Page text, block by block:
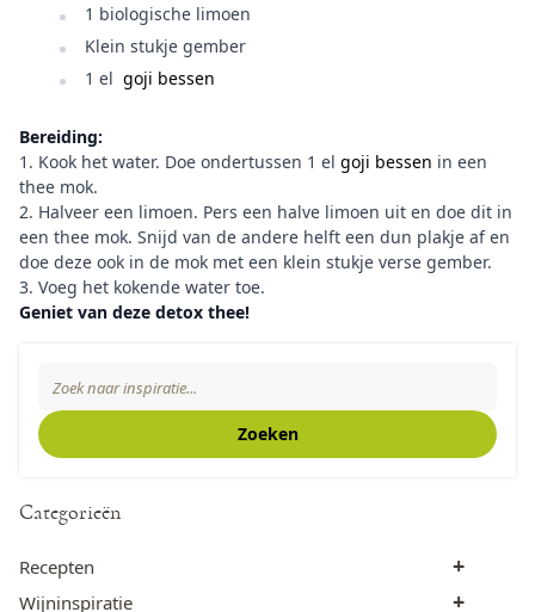
Zoeken
Categorieën
Recepten +
Wijninspiratie +
1 biologische limoen
Klein stukje gember
1 el goji bessen
Bereiding:
1. Kook het water. Doe ondertussen 1 el goji bessen in een
thee mok.
2. Halveer een limoen. Pers een halve limoen uit en doe dit in
een thee mok. Snijd van de andere helft een dun plakje af en
doe deze ook in de mok met een klein stukje verse gember.
3. Voeg het kokende water toe.
Geniet van deze detox thee!